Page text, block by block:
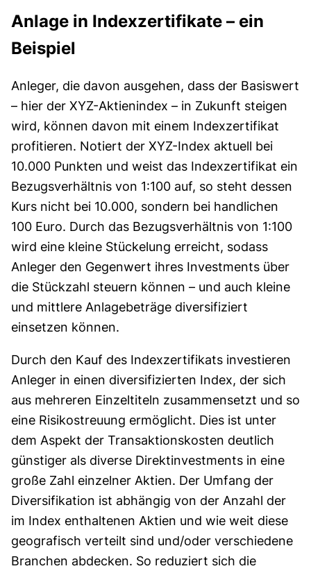
Anlage in Indexzertifikate – ein
Beispiel
Anleger, die davon ausgehen, dass der Basiswert
– hier der XYZ-Aktienindex – in Zukunft steigen
wird, können davon mit einem Indexzertifikat
profitieren. Notiert der XYZ-Index aktuell bei
10.000 Punkten und weist das Indexzertifikat ein
Bezugsverhältnis von 1:100 auf, so steht dessen
Kurs nicht bei 10.000, sondern bei handlichen
100 Euro. Durch das Bezugsverhältnis von 1:100
wird eine kleine Stückelung erreicht, sodass
Anleger den Gegenwert ihres Investments über
die Stückzahl steuern können – und auch kleine
und mittlere Anlagebeträge diversifiziert
einsetzen können.
Durch den Kauf des Indexzertifikats investieren
Anleger in einen diversifizierten Index, der sich
aus mehreren Einzeltiteln zusammensetzt und so
eine Risikostreuung ermöglicht. Dies ist unter
dem Aspekt der Transaktionskosten deutlich
günstiger als diverse Direktinvestments in eine
große Zahl einzelner Aktien. Der Umfang der
Diversifikation ist abhängig von der Anzahl der
im Index enthaltenen Aktien und wie weit diese
geografisch verteilt sind und/oder verschiedene
Branchen abdecken. So reduziert sich die